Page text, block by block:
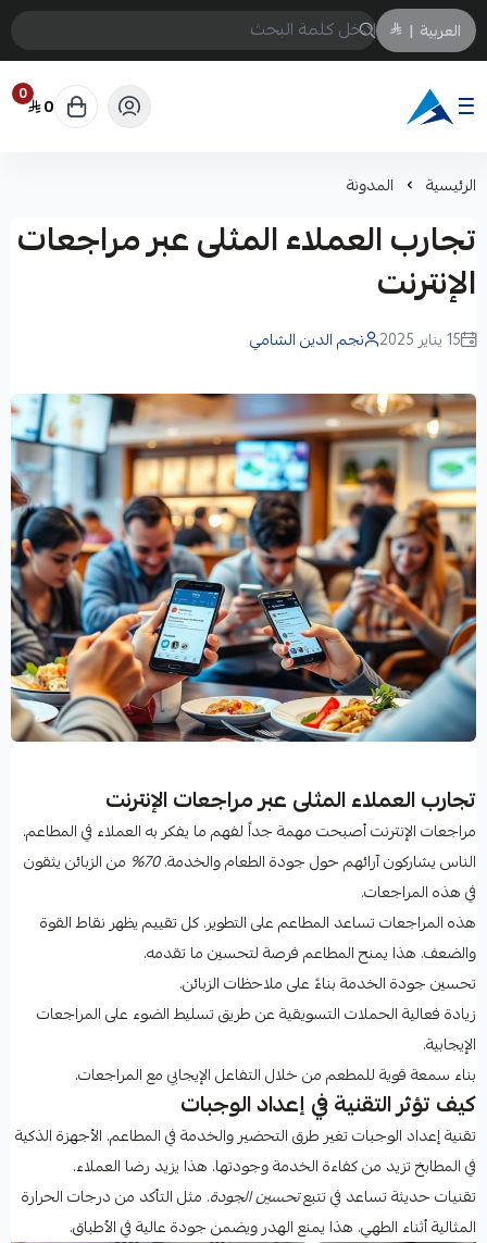
العربية |
Arabtechksa
0 0
الرئيسية المدونة
تجارب العملاء المثلى عبر مراجعات
الإنترنت
15 يناير 2025 نجم الدين الشامي
تجارب العملاء المثلى عبر مراجعات الإنترنت
مراجعات الإنترنت أصبحت مهمة جداً لفهم ما يفكر به العملاء في المطاعم.
الناس يشاركون آرائهم حول جودة الطعام والخدمة.70%
من الزبائن يثقون
في هذه المراجعات.
هذه المراجعات تساعد المطاعم على التطوير. كل تقييم يظهر نقاط القوة
والضعف. هذا يمنح المطاعم فرصة لتحسين ما تقدمه.
تحسين جودة الخدمة بناءً على ملاحظات الزبائن.
زيادة فعالية الحملات التسويقية عن طريق تسليط الضوء على المراجعات
الإيجابية.
بناء سمعة قوية للمطعم من خلال التفاعل الإيجابي مع المراجعات.
كيف تؤثر التقنية في إعداد الوجبات
تقنية إعداد الوجبات تغير طرق التحضير والخدمة في المطاعم. الأجهزة الذكية
في المطابخ تزيد من كفاءة الخدمة وجودتها. هذا يزيد رضا العملاء.
تقنيات حديثة تساعد في تتبعتحسين الجودة. مثل التأكد من درجات الحرارة
المثالية أثناء الطهي. هذا يمنع الهدر ويضمن جودة عالية في الأطباق.